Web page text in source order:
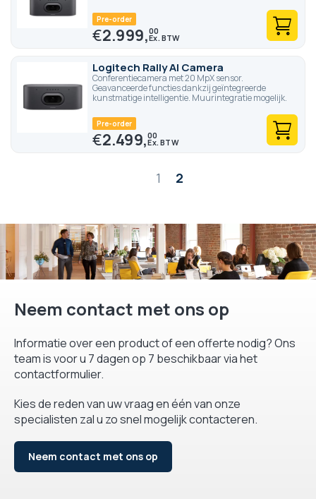
Pre-order
€2.999,00
Logitech Rally AI Camera
Conferentiecamera met 20 MpX sensor.
Geavanceerde functies dankzij geïntegreerde
kunstmatige intelligentie. Muurintegratie mogelijk.
Pre-order
€2.499,00
Pagina1 2
Neem contact met ons op
Informatie over een product of een offerte nodig? Ons
team is voor u 7 dagen op 7 beschikbaar via het
contactformulier.
Kies de reden van uw vraag en één van onze
specialisten zal u zo snel mogelijk contacteren.
Neem contact met ons op